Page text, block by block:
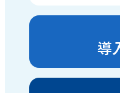
導